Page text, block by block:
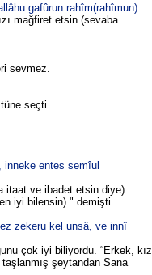
gafûrun rahîm(rahîmun).
mağfiret etsin (sevaba
sevmez.
seçti.
inneke entes semîul
itaat ve ibadet etsin diye)
iyi bilensin)." demişti.
zekeru kel unsâ, ve innî
çok iyi biliyordu. “Erkek, kız
şeytandan Sana